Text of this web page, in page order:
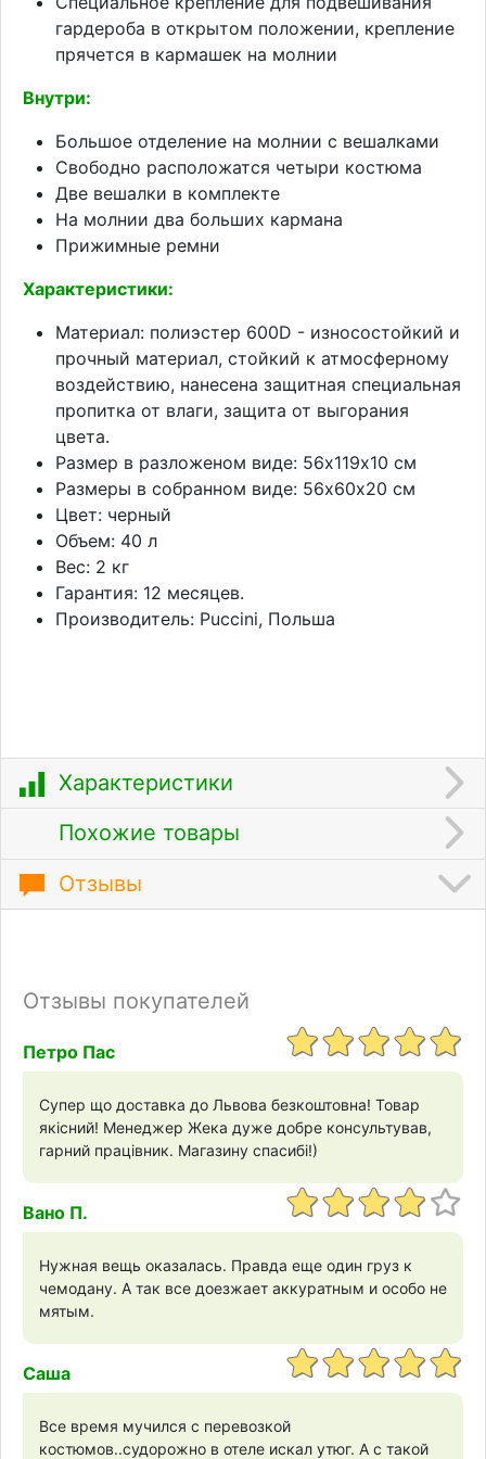
гардероба в открытом положении, крепление
прячется в кармашек на молнии
Внутри:
Большое отделение на молнии с вешалками
Свободно расположатся четыри костюма
Две вешалки в комплекте
На молнии два больших кармана
Прижимные ремни
Характеристики:
Материал: полиэстер 600D - износостойкий и
прочный материал, стойкий к атмосферному
воздействию, нанесена защитная специальная
пропитка от влаги, защита от выгорания
цвета.
Размер в разложеном виде: 56х119х10 см
Размеры в собранном виде: 56х60х20 см
Цвет: черный
Объем: 40 л
Вес: 2 кг
Гарантия: 12 месяцев.
Производитель: Puccini, Польша
Характеристики
Похожие товары
Отзывы
Отзывы покупателей
Петро Пас
Супер що доставка до Львова безкоштовна! Товар
якісний! Менеджер Жека дуже добре консультував,
гарний працівник. Магазину спасибі!)
Вано П.
Нужная вещь оказалась. Правда еще один груз к
чемодану. А так все доезжает аккуратным и особо не
мятым.
Саша
Все время мучился с перевозкой
костюмов..судорожно в отеле искал утюг. А с такой